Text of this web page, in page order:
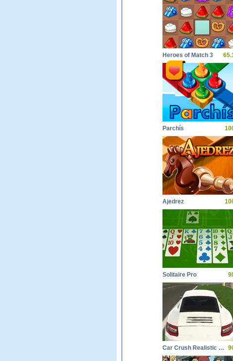
Heroes of Match 3
Parchís
Ajedrez
Solitaire Pro
Car Crush Realistic Destruction